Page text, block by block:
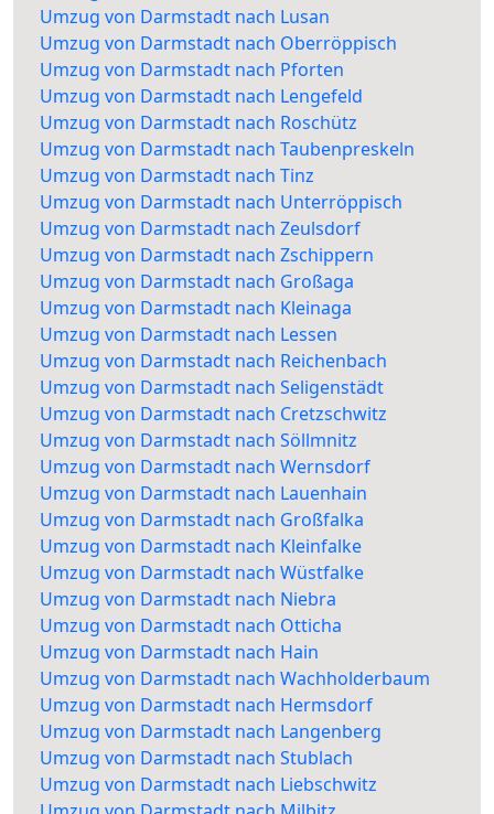
Umzug von Darmstadt nach Lusan
Umzug von Darmstadt nach Oberröppisch
Umzug von Darmstadt nach Pforten
Umzug von Darmstadt nach Lengefeld
Umzug von Darmstadt nach Roschütz
Umzug von Darmstadt nach Taubenpreskeln
Umzug von Darmstadt nach Tinz
Umzug von Darmstadt nach Unterröppisch
Umzug von Darmstadt nach Zeulsdorf
Umzug von Darmstadt nach Zschippern
Umzug von Darmstadt nach Großaga
Umzug von Darmstadt nach Kleinaga
Umzug von Darmstadt nach Lessen
Umzug von Darmstadt nach Reichenbach
Umzug von Darmstadt nach Seligenstädt
Umzug von Darmstadt nach Cretzschwitz
Umzug von Darmstadt nach Söllmnitz
Umzug von Darmstadt nach Wernsdorf
Umzug von Darmstadt nach Lauenhain
Umzug von Darmstadt nach Großfalka
Umzug von Darmstadt nach Kleinfalke
Umzug von Darmstadt nach Wüstfalke
Umzug von Darmstadt nach Niebra
Umzug von Darmstadt nach Otticha
Umzug von Darmstadt nach Hain
Umzug von Darmstadt nach Wachholderbaum
Umzug von Darmstadt nach Hermsdorf
Umzug von Darmstadt nach Langenberg
Umzug von Darmstadt nach Stublach
Umzug von Darmstadt nach Liebschwitz